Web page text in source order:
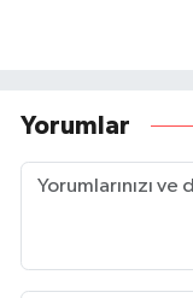
Yorumlar